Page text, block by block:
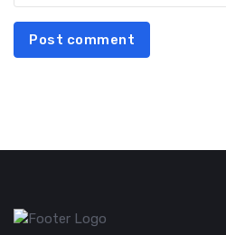
Post comment